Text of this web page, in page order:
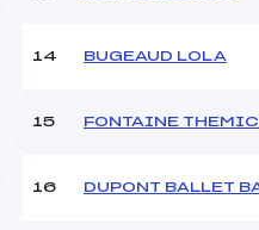
14 BUGEAUD LOLA
15 FONTAINE
16 DUPONT BALLET